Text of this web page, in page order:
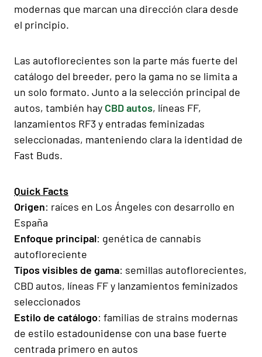
modernas que marcan una dirección clara desde
el principio.
Las autoflorecientes son la parte más fuerte del
catálogo del breeder, pero la gama no se limita a
un solo formato. Junto a la selección principal de
autos, también hay CBD autos, líneas FF,
lanzamientos RF3 y entradas feminizadas
seleccionadas, manteniendo clara la identidad de
Fast Buds.
Quick Facts
Origen: raíces en Los Ángeles con desarrollo en
España
Enfoque principal: genética de cannabis
autofloreciente
Tipos visibles de gama: semillas autoflorecientes,
CBD autos, líneas FF y lanzamientos feminizados
seleccionados
Estilo de catálogo: familias de strains modernas
de estilo estadounidense con una base fuerte
centrada primero en autos